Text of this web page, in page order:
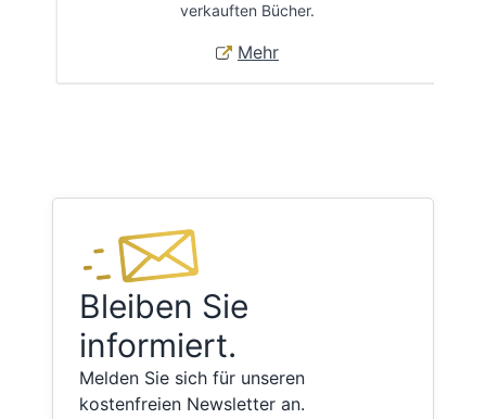
verkauften Bücher.
Mehr
Bleiben Sie
informiert.
Melden Sie sich für unseren
kostenfreien Newsletter an.